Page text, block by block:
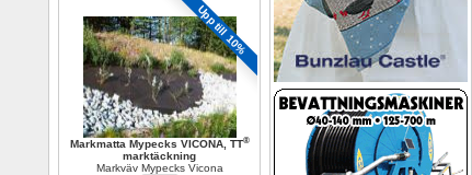
Upp till 10%
Markmatta Mypecks VICONA, TT®
marktäckning
Markväv Mypecks Vicona